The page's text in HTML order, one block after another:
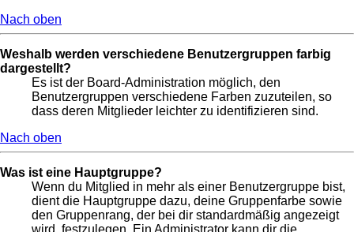
Nach oben
Weshalb werden verschiedene Benutzergruppen farbig
dargestellt?
Es ist der Board-Administration möglich, den
Benutzergruppen verschiedene Farben zuzuteilen, so
dass deren Mitglieder leichter zu identifizieren sind.
Nach oben
Was ist eine Hauptgruppe?
Wenn du Mitglied in mehr als einer Benutzergruppe bist,
dient die Hauptgruppe dazu, deine Gruppenfarbe sowie
den Gruppenrang, der bei dir standardmäßig angezeigt
wird, festzulegen. Ein Administrator kann dir die